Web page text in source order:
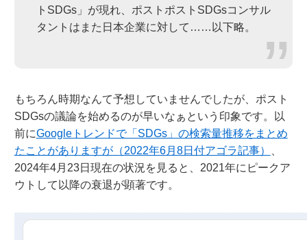
トSDGs」が現れ、ポストポストSDGsコンサル
タントはまた日本企業に対して……以下略。
もちろん時期なんて予想していませんでしたが、ポスト
SDGsの議論を始めるのが早いなぁという印象です。以
前にGoogleトレンドで「SDGs」の検索量推移をまとめ
たことがありますが（2022年6月8日付アゴラ記事）
2024年4月23日現在の状況を見ると、2021年にピークア
ウトして以降の衰退が顕著です。